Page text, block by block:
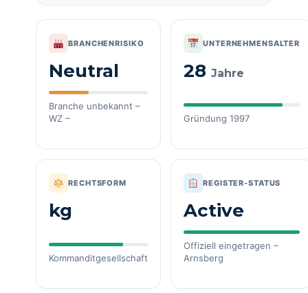
BRANCHENRISIKO
Neutral
Branche unbekannt –
WZ –
UNTERNEHMENSALTER
28Jahre
Gründung 1997
RECHTSFORM
kg
Kommanditgesellschaft
REGISTER-STATUS
Active
Offiziell eingetragen –
Arnsberg